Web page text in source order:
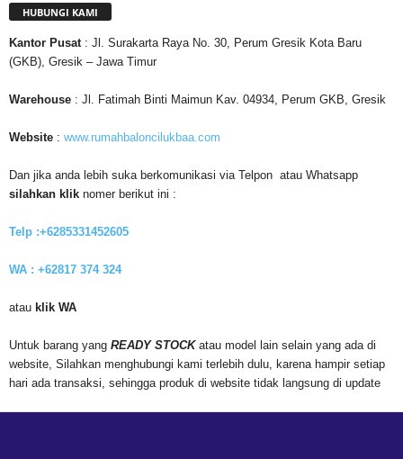
HUBUNGI KAMI
Kantor Pusat : Jl. Surakarta Raya No. 30, Perum Gresik Kota Baru
(GKB), Gresik – Jawa Timur
Warehouse : Jl. Fatimah Binti Maimun Kav. 04934, Perum GKB, Gresik
Website : www.rumahbaloncilukbaa.com
Dan jika anda lebih suka berkomunikasi via Telpon atau Whatsapp
silahkan klik nomer berikut ini :
Telp :+6285331452605
WA : +62817 374 324
atau klik WA
Untuk barang yang READY STOCKatau model lain selain yang ada di
website, Silahkan menghubungi kami terlebih dulu, karena hampir setiap
hari ada transaksi, sehingga produk di website tidak langsung di update